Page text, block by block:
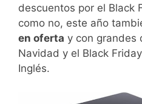
descuentos por el Black
como no, este año
en oferta y con grandes
Navidad y el Black
Inglés.